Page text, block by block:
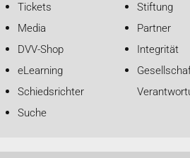
Tickets
Media
DVV-Shop
eLearning
Schiedsrichter
Suche
Stiftung
Partner
Integrität